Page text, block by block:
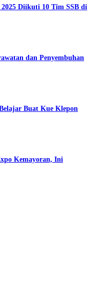
Diikuti 10 Tim SSB di
dan Penyembuhan
Buat Kue Klepon
Kemayoran, Ini